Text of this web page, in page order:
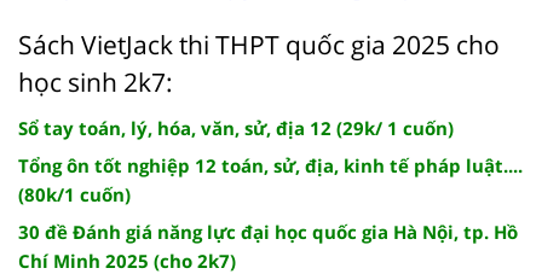
Sách VietJack thi THPT quốc gia 2025 cho
học sinh 2k7:
Sổ tay toán, lý, hóa, văn, sử, địa 12 (29k/ 1 cuốn)
Tổng ôn tốt nghiệp 12 toán, sử, địa, kinh tế pháp luật....
(80k/1 cuốn)
30 đề Đánh giá năng lực đại học quốc gia Hà Nội, tp. Hồ
Chí Minh 2025 (cho 2k7)